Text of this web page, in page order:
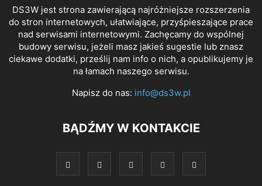
DS3W jest strona zawierającą najróżniejsze rozszerzenia
do stron internetowych, ułatwiające, przyśpieszające prace
nad serwisami internetowymi. Zachęcamy do wspólnej
budowy serwisu, jeżeli masz jakieś sugestie lub znasz
ciekawe dodatki, prześlij nam info o nich, a opublikujemy je
na łamach naszego serwisu.
Napisz do nas: info@ds3w.pl
BĄDŹMY W KONTAKCIE